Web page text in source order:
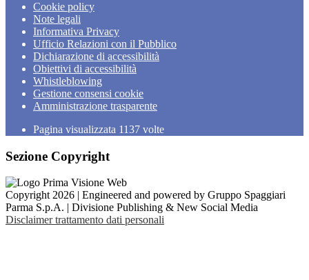
Cookie policy
Note legali
Informativa Privacy
Ufficio Relazioni con il Pubblico
Dichiarazione di accessibilità
Obiettivi di accessibilità
Whistleblowing
Gestione consensi cookie
Amministrazione trasparente
Pagina visualizzata 1137 volte
Sezione Copyright
Copyright 2026 | Engineered and powered by Gruppo Spaggiari
Parma S.p.A. | Divisione Publishing & New Social Media
Disclaimer trattamento dati personali